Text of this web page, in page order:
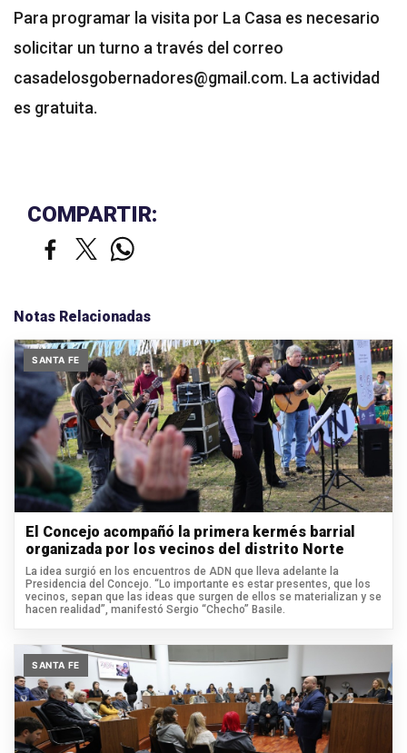
Para programar la visita por La Casa es necesario
solicitar un turno a través del correo
casadelosgobernadores@gmail.com. La actividad
es gratuita.
COMPARTIR:
Notas Relacionadas
SANTA FE
El Concejo acompañó la primera kermés barrial
organizada por los vecinos del distrito Norte
La idea surgió en los encuentros de ADN que lleva adelante la
Presidencia del Concejo. “Lo importante es estar presentes, que los
vecinos, sepan que las ideas que surgen de ellos se materializan y se
hacen realidad”, manifestó Sergio “Checho” Basile.
SANTA FE